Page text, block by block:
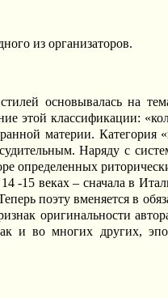
из организаторов.
основывалась на
этой классификации:
материи.
Наряду с
определенных
-15 веках – сначала в
поэту вменяется в
оригинальности
во многих других,